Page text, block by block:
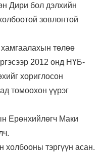
Дири бол дэлхийн
зовлонтой
хамгаалахын төлөө
2012 онд НҮБ-
хориглосон
томоохон үүрэг
Ерөнхийлөгч Маки
тэргүүн асан.